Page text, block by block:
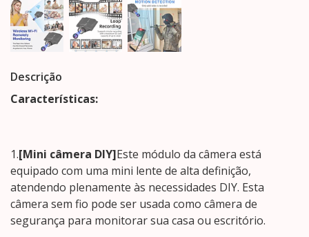
Descrição
Características:
1.[Mini câmera DIY]Este módulo da câmera está
equipado com uma mini lente de alta definição,
atendendo plenamente às necessidades DIY. Esta
câmera sem fio pode ser usada como câmera de
segurança para monitorar sua casa ou escritório.